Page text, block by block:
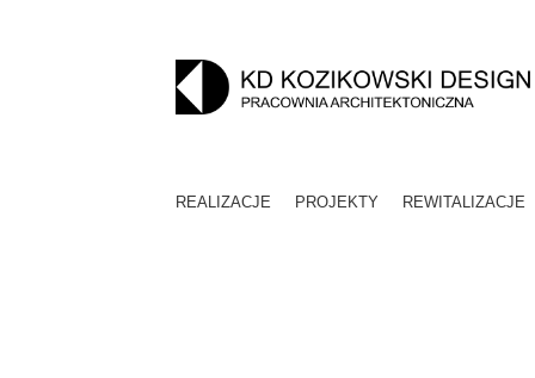
REALIZACJE PROJEKTY REWITALIZACJE